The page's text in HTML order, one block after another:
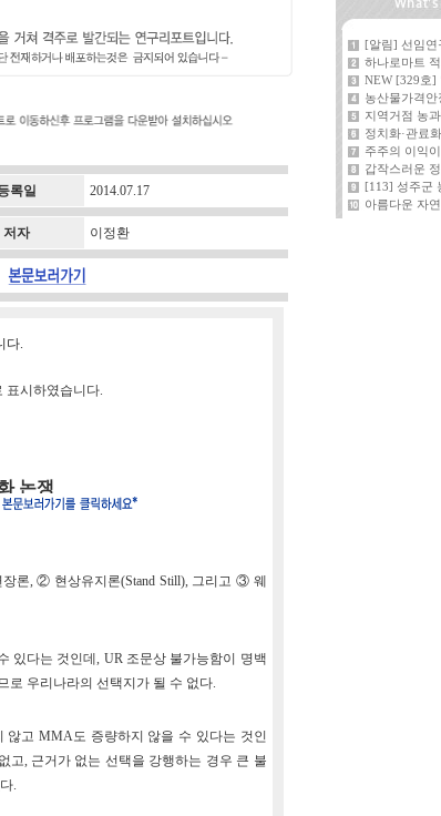
[알림] 선임연
하나로마트
NEW [329호]
농산물가격안
지역거점 농
정치화·관료
주주의 이익
갑작스러운
[113] 성주군
아름다운 자
록일 2014.07.17
저자 이정환
다.
표시하였습니다.
논쟁
론, ② 현상유지론(Stand Still), 그리고 ③ 웨
있다는 것인데, UR 조문상 불가능함이 명백
로 우리나라의 선택지가 될 수 없다.
않고 MMA도 증량하지 않을 수 있다는 것인
고, 근거가 없는 선택을 강행하는 경우 큰 불
.